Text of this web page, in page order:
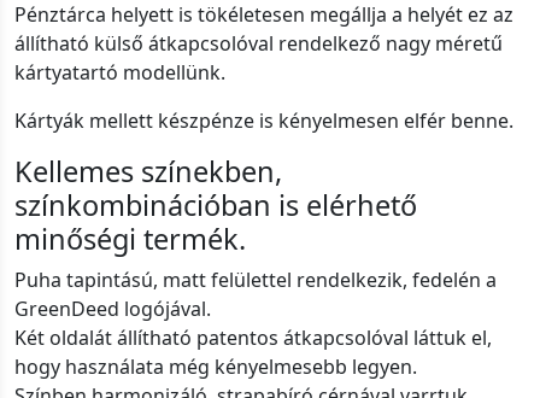
Pénztárca helyett is tökéletesen megállja a helyét ez az
állítható külső átkapcsolóval rendelkező nagy méretű
kártyatartó modellünk.
Kártyák mellett készpénze is kényelmesen elfér benne.
Kellemes színekben,
színkombinációban is elérhető
minőségi termék.
Puha tapintású, matt felülettel rendelkezik, fedelén a
GreenDeed logójával.
Két oldalát állítható patentos átkapcsolóval láttuk el,
hogy használata még kényelmesebb legyen.